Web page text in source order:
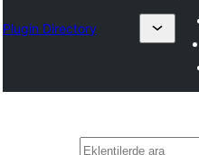
Plugin Directory
Ara